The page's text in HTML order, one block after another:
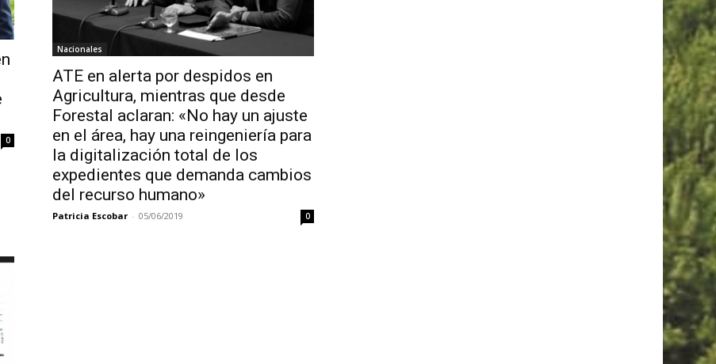
0
Nacionales
ATE en alerta por despidos en
Agricultura, mientras que desde
Forestal aclaran: «No hay un ajuste
en el área, hay una reingeniería para
la digitalización total de los
expedientes que demanda cambios
del recurso humano»
Patricia Escobar - 05/06/2019 0